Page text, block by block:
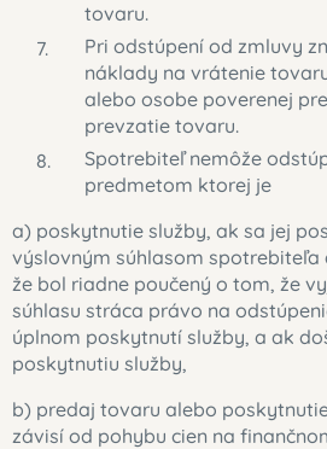
tovaru.
Pri odstúpení od zmluvy
náklady na vrátenie
alebo osobe poverenej
prevzatie tovaru.
Spotrebiteľ nemôže
predmetom ktorej je
a) poskytnutie služby, ak sa jej
výslovným súhlasom spotrebiteľa
že bol riadne poučený o tom, že
súhlasu stráca právo na
úplnom poskytnutí služby, a ak
poskytnutiu služby,
b) predaj tovaru alebo
závisí od pohybu cien na